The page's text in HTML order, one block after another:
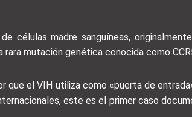
madre sanguíneas,
mutación genética conocida como
el VIH utiliza como «puerta de
este es el primer caso